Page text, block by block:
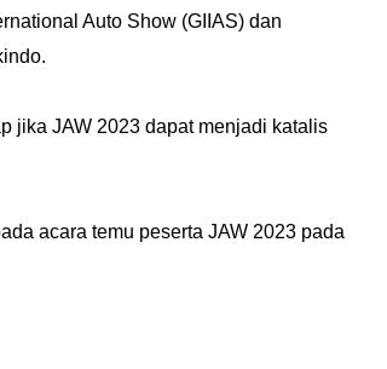
Auto Show (GIIAS) dan
jika JAW 2023 dapat menjadi katalis
acara temu peserta JAW 2023 pada